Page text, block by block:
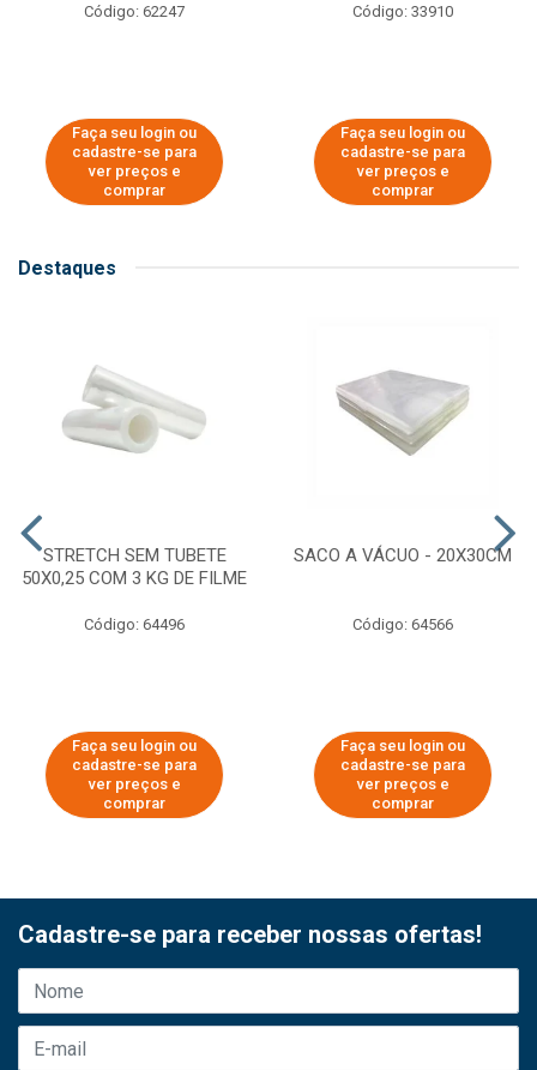
Código: 62247
Faça seu login ou
cadastre-se para
ver preços e
comprar
Código: 33910
Faça seu login ou
cadastre-se para
ver preços e
comprar
Destaques
STRETCH SEM TUBETE
50X0,25 COM 3 KG DE FILME
Código: 64496
Faça seu login ou
cadastre-se para
ver preços e
comprar
SACO A VÁCUO - 20X30CM
Código: 64566
Faça seu login ou
cadastre-se para
ver preços e
comprar
Cadastre-se para receber nossas ofertas!